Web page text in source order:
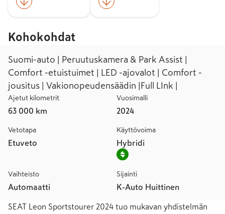
Kohokohdat
Suomi-auto | Peruutuskamera & Park Assist |
Comfort -etuistuimet | LED -ajovalot | Comfort -
jousitus | Vakionopeudensäädin |Full LInk |
Ajetut kilometrit
63 000 km
Vuosimalli
2024
Vetotapa
Etuveto
Käyttövoima
Hybridi
Vaihteisto
Automaatti
Sijainti
K-Auto Huittinen
SEAT Leon Sportstourer 2024 tuo mukavan yhdistelmän